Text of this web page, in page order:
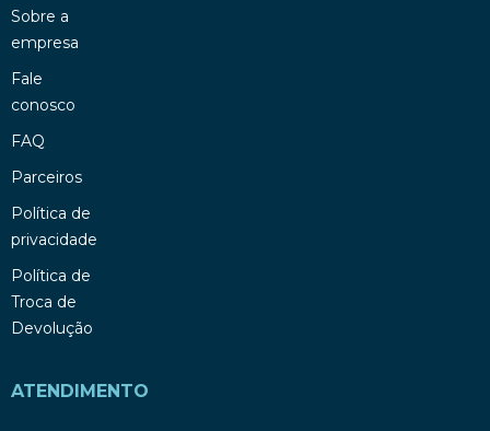
Sobre a
empresa
Fale
conosco
FAQ
Parceiros
Política de
privacidade
Política de
Troca de
Devolução
ATENDIMENTO